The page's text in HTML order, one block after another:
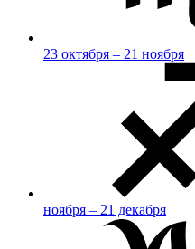
23 октября – 21 ноября
ноября – 21 декабря